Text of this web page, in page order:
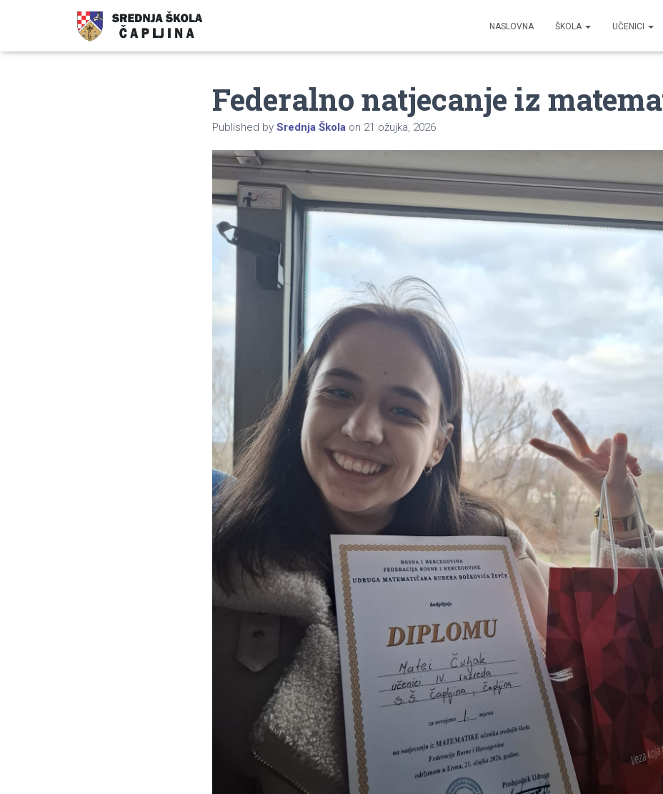
NASLOVNA ŠKOLA UČENICI
Federalno natjecanje iz
Published by Srednja Škola on 21 ožujka, 2026